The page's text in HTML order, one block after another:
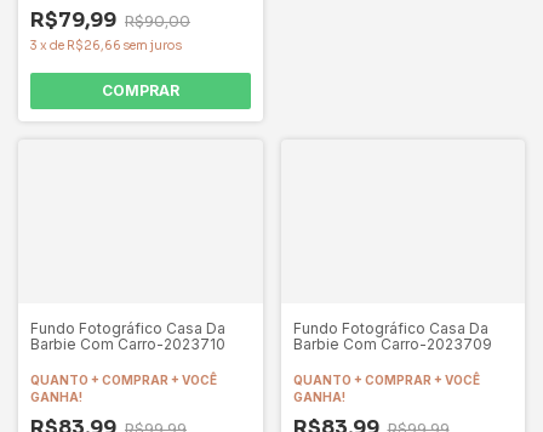
R$79,99 R$90,00
3 x de R$26,66 sem juros
COMPRAR
Fundo Fotográfico Casa Da
Barbie Com Carro-2023710
QUANTO + COMPRAR + VOCÊ
GANHA!
Fundo Fotográfico Casa Da
Barbie Com Carro-2023709
QUANTO + COMPRAR + VOCÊ
GANHA!